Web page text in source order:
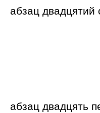
абзац двадцятий
абзац двадцять